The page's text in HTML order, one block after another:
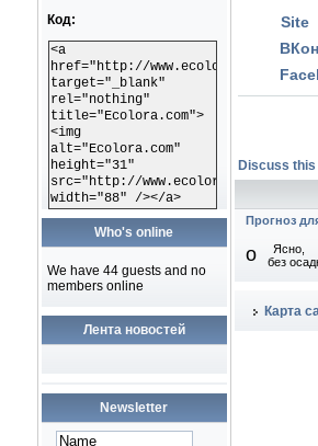
Код:
<a
href="http://www.ecolora.com"
target="_blank"
rel="nothing"
title="Ecolora.com">
<img
alt="Ecolora.com"
height="31"
src="http://www.ecolora.com/
width="88" /></a>
Who's online
We have 44 guests and no
members online
Лента новостей
Newsletter
Site
Discuss
Прогноз
o
Ясно,
без
Карта